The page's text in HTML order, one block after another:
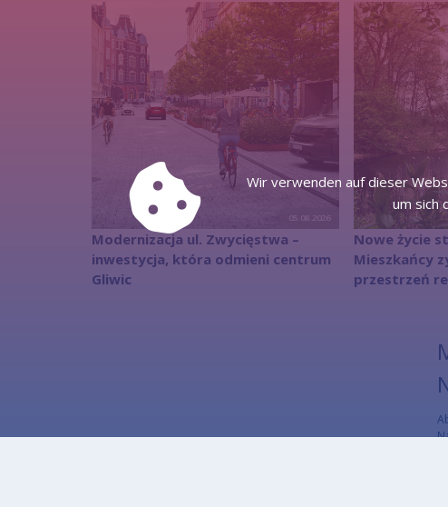
05.08.2026
Modernizacja ul. Zwycięstwa –
inwestycja, która odmieni centrum
Gliwic
Nowe życie
Mieszkańcy
przestrzeń
Wir verwenden auf dieser
um sich